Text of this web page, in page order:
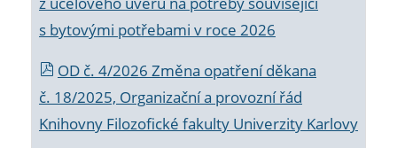
s bytovými potřebami v roce 2026
OD č. 4/2026 Změna opatření děkana
č. 18/2025, Organizační a provozní řád
Knihovny Filozofické fakulty Univerzity Karlovy